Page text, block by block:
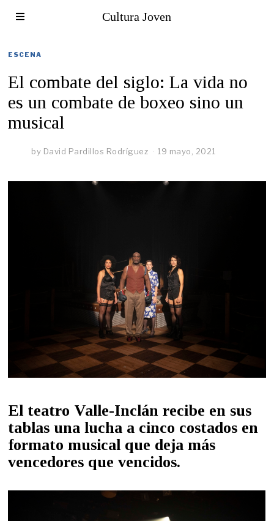
Cultura Joven
ESCENA
El combate del siglo: La vida no
es un combate de boxeo sino un
musical
by David Pardillos Rodríguez 19 mayo, 2021
El teatro Valle-Inclán recibe en sus
tablas una lucha a cinco costados en
formato musical que deja más
vencedores que vencidos.